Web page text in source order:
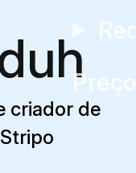
criador de